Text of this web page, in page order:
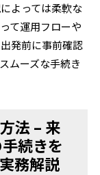
よっては柔軟な
て運用フローや
発前に事前確認
ムーズな手続き
法 – 来
続きを
務解説